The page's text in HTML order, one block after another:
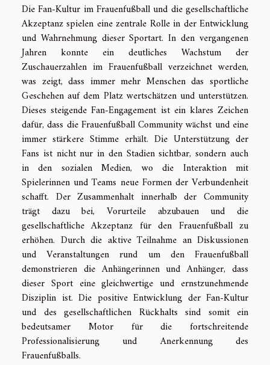
Die Fan-Kultur im Frauenfußball und die gesellschaftliche
Akzeptanz spielen eine zentrale Rolle in der Entwicklung
und Wahrnehmung dieser Sportart. In den vergangenen
Jahren konnte ein deutliches Wachstum der
Zuschauerzahlen im Frauenfußball verzeichnet werden,
was zeigt, dass immer mehr Menschen das sportliche
Geschehen auf dem Platz wertschätzen und unterstützen.
Dieses steigende Fan-Engagement ist ein klares Zeichen
dafür, dass die Frauenfußball Community wächst und eine
immer stärkere Stimme erhält. Die Unterstützung der
Fans ist nicht nur in den Stadien sichtbar, sondern auch
in den sozialen Medien, wo die Interaktion mit
Spielerinnen und Teams neue Formen der Verbundenheit
schafft. Der Zusammenhalt innerhalb der Community
trägt dazu bei, Vorurteile abzubauen und die
gesellschaftliche Akzeptanz für den Frauenfußball zu
erhöhen. Durch die aktive Teilnahme an Diskussionen
und Veranstaltungen rund um den Frauenfußball
demonstrieren die Anhängerinnen und Anhänger, dass
dieser Sport eine gleichwertige und ernstzunehmende
Disziplin ist. Die positive Entwicklung der Fan-Kultur
und des gesellschaftlichen Rückhalts sind somit ein
bedeutsamer Motor für die fortschreitende
Professionalisierung und Anerkennung des
Frauenfußballs.